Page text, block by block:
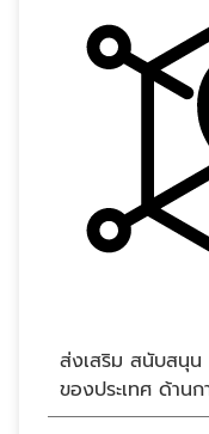
ส่งเสริม สนับสนุน
ของประเทศ ด้าน